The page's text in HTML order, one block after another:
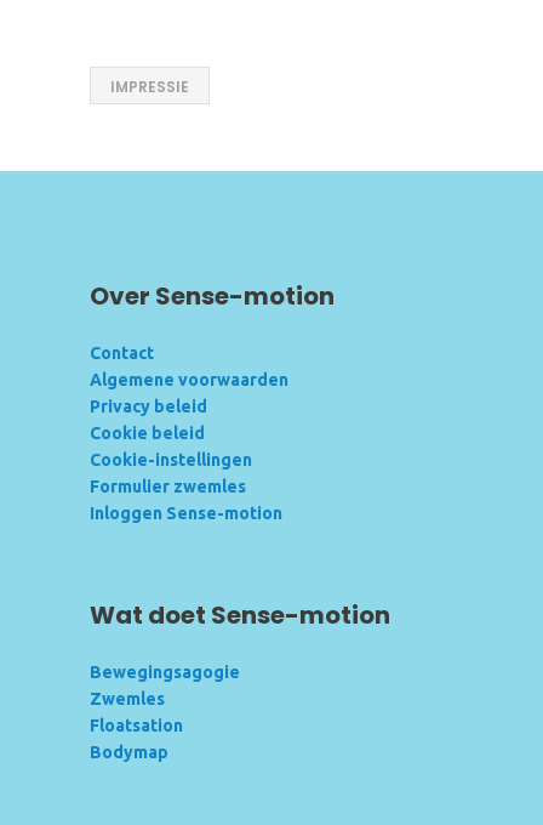
IMPRESSIE
Over Sense-motion
Contact
Algemene voorwaarden
Privacy beleid
Cookie beleid
Cookie-instellingen
Formulier zwemles
Inloggen Sense-motion
Wat doet Sense-motion
Bewegingsagogie
Zwemles
Floatsation
Bodymap